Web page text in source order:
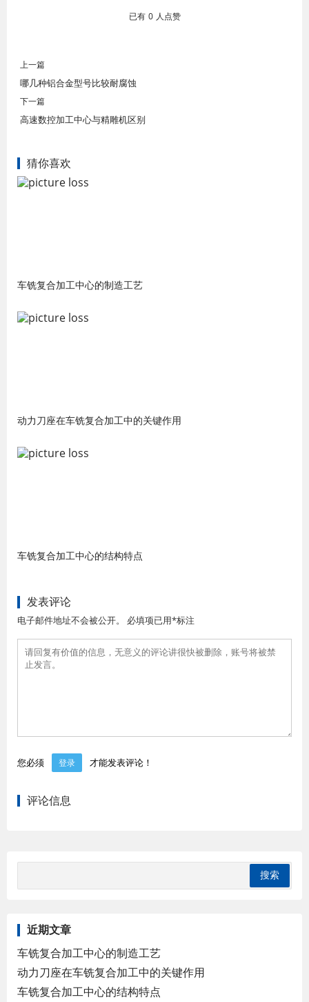
已有 0 人点赞
上一篇
哪几种铝合金型号比较耐腐蚀
下一篇
高速数控加工中心与精雕机区别
猜你喜欢
车铣复合加工中心的制造工艺
动力刀座在车铣复合加工中的关键作用
车铣复合加工中心的结构特点
发表评论
电子邮件地址不会被公开。 必填项已用*标注
您必须 登录 才能发表评论！
评论信息
近期文章
车铣复合加工中心的制造工艺
动力刀座在车铣复合加工中的关键作用
车铣复合加工中心的结构特点